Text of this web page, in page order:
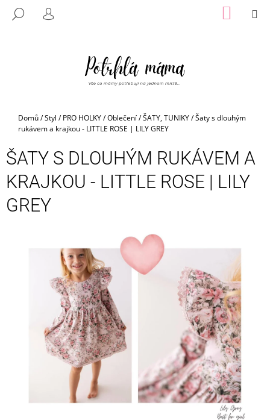
HLEDAT
PŘIHLÁŠENÍ KOŠÍK
Domů/Styl / PRO HOLKY/Oblečení/ŠATY, TUNIKY/Šaty s dlouhým
rukávem a krajkou - LITTLE ROSE | LILY GREY
ŠATY S DLOUHÝM RUKÁVEM A
KRAJKOU - LITTLE ROSE | LILY
GREY
O
T
Ř
E
B
U
J